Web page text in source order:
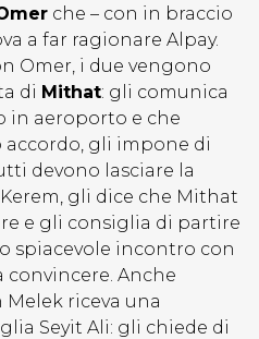
che – con in braccio
a far ragionare Alpay.
Omer, i due vengono
di Mithat: gli comunica
in aeroporto e che
gli impone di
devono lasciare la
gli dice che Mithat
e gli consiglia di partire
spiacevole incontro con
convincere. Anche
riceva una
Seyit Ali: gli chiede di